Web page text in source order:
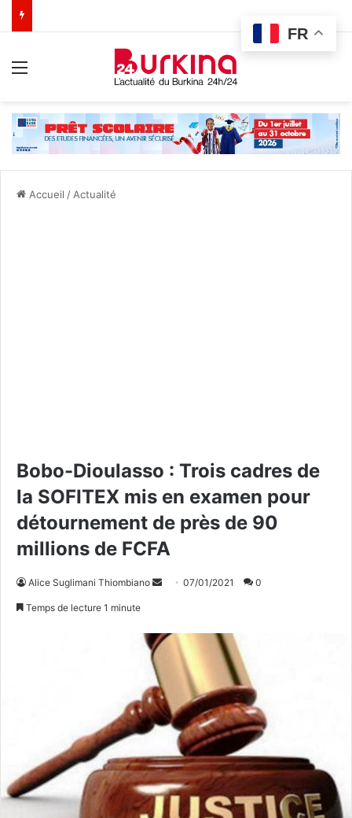
Accueil / Actualité
Bobo-Dioulasso : Trois cadres de
la SOFITEX mis en examen pour
détournement de près de 90
millions de FCFA
Alice Suglimani Thiombiano
o
r
u
o
u
r
07/01/2021 0
Temps de lecture 1 minute
FR